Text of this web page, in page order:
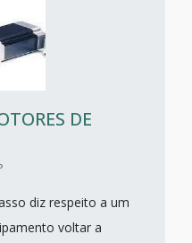
DE
diz respeito a um
voltar a